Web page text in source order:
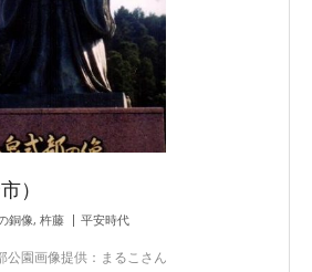
）
銅像, 杵藤 平安時代
園画像提供：まるこさん